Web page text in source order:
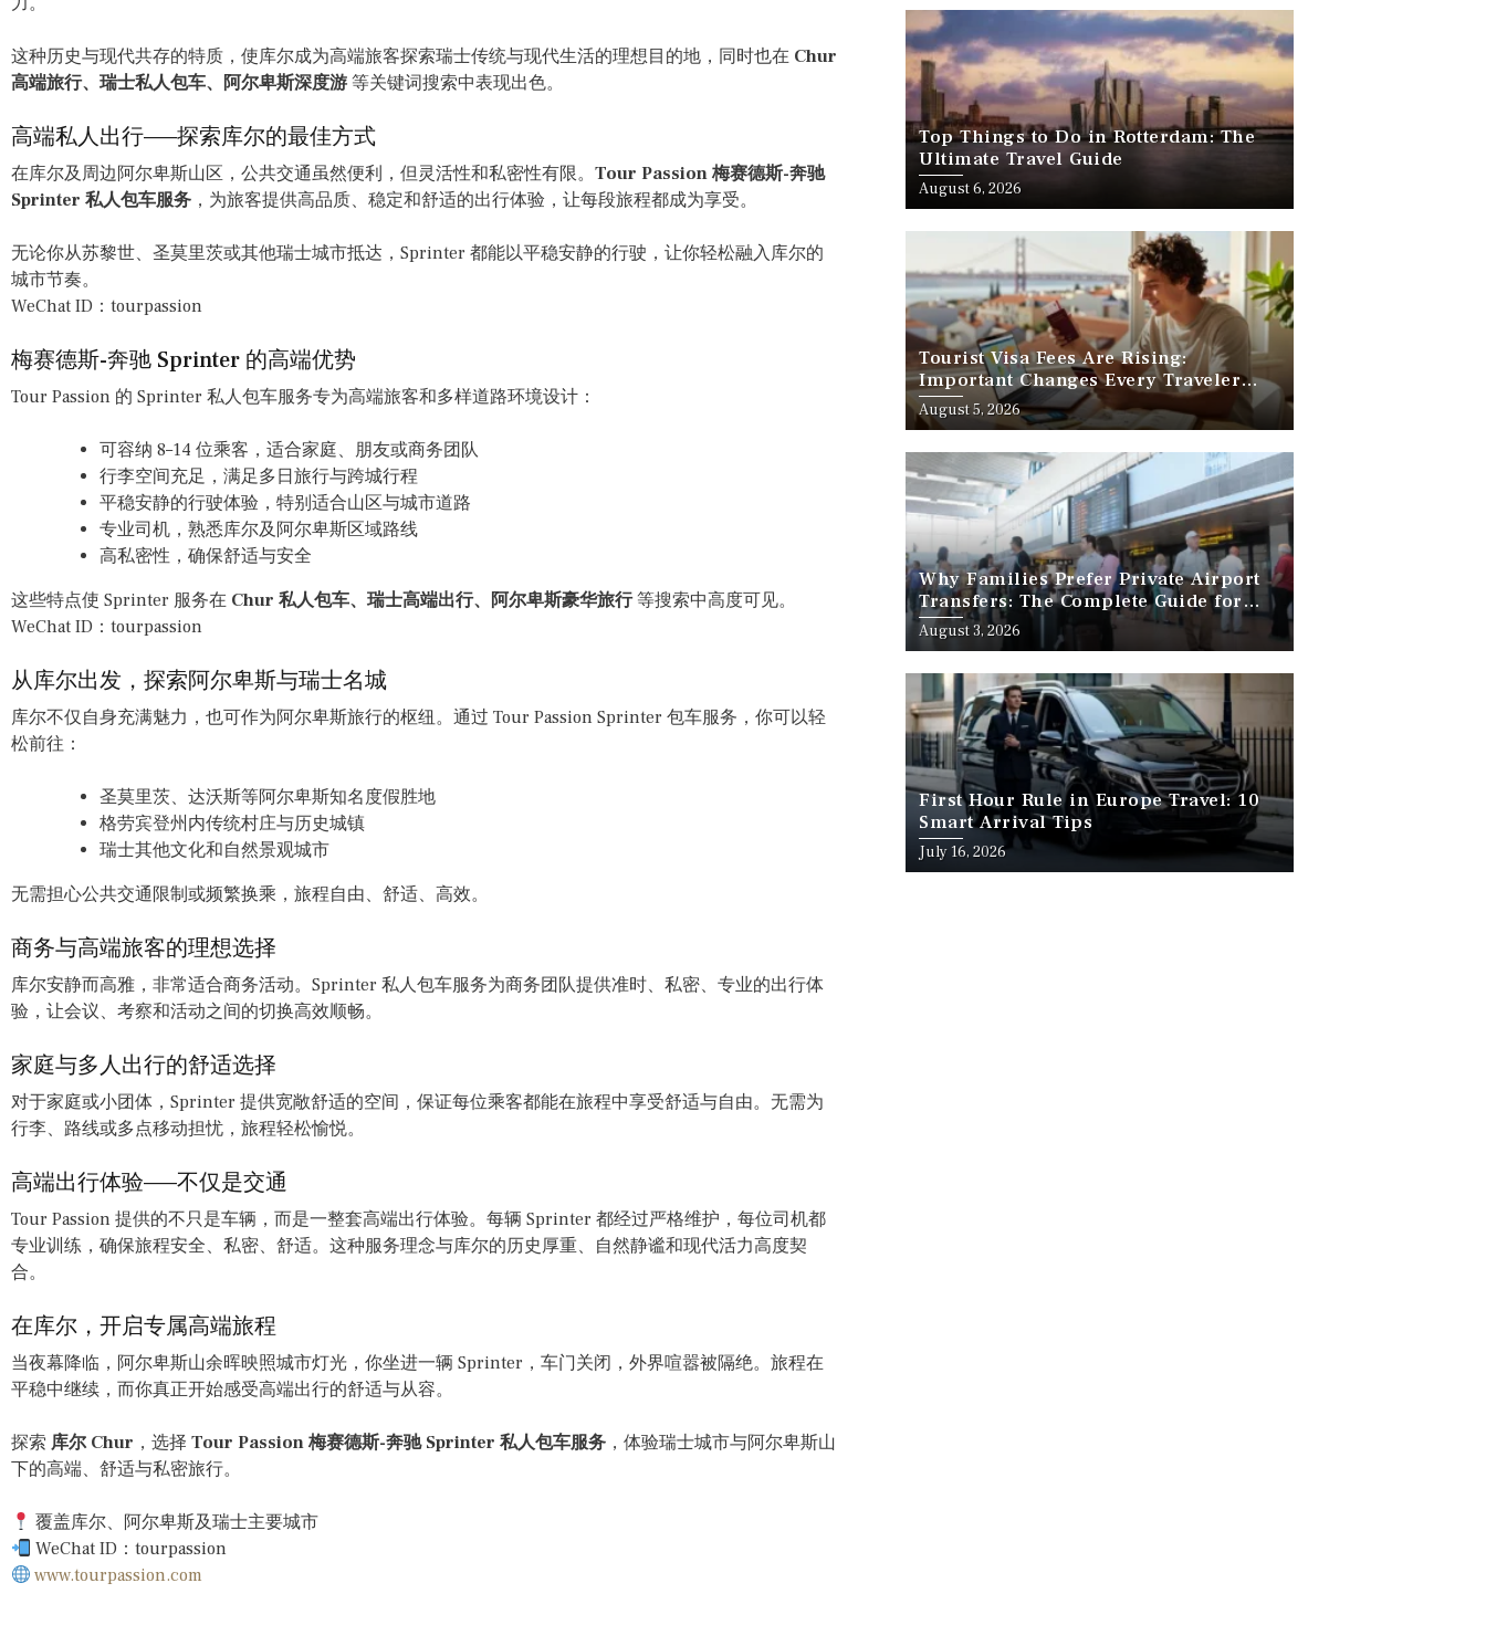
这种历史与现代共存的特质，使库尔成为高端旅客探索瑞士传统与现代生活的理想目的地，同时也在 Chur
高端旅行、瑞士私人包车、阿尔卑斯深度游 等关键词搜索中表现出色。
高端私人出行——探索库尔的最佳方式
在库尔及周边阿尔卑斯山区，公共交通虽然便利，但灵活性和私密性有限。 Tour Passion 梅赛德斯-奔驰
Sprinter 私人包车服务 ，为旅客提供高品质、稳定和舒适的出行体验，让每段旅程都成为享受。
无论你从苏黎世、圣莫里茨或其他瑞士城市抵达，Sprinter 都能以平稳安静的行驶，让你轻松融入库尔的
城市节奏。
WeChat ID：tourpassion
梅赛德斯-奔驰 Sprinter 的高端优势
Tour Passion 的 Sprinter 私人包车服务专为高端旅客和多样道路环境设计：
可容纳 8–14 位乘客，适合家庭、朋友或商务团队
行李空间充足，满足多日旅行与跨城行程
平稳安静的行驶体验，特别适合山区与城市道路
专业司机，熟悉库尔及阿尔卑斯区域路线
高私密性，确保舒适与安全
这些特点使 Sprinter 服务在 Chur 私人包车、瑞士高端出行、阿尔卑斯豪华旅行等搜索中高度可见。
WeChat ID：tourpassion
从库尔出发，探索阿尔卑斯与瑞士名城
库尔不仅自身充满魅力，也可作为阿尔卑斯旅行的枢纽。通过 Tour Passion Sprinter 包车服务，你可以轻
松前往：
圣莫里茨、达沃斯等阿尔卑斯知名度假胜地
格劳宾登州内传统村庄与历史城镇
瑞士其他文化和自然景观城市
无需担心公共交通限制或频繁换乘，旅程自由、舒适、高效。
商务与高端旅客的理想选择
库尔安静而高雅，非常适合商务活动。Sprinter 私人包车服务为商务团队提供准时、私密、专业的出行体
验，让会议、考察和活动之间的切换高效顺畅。
家庭与多人出行的舒适选择
对于家庭或小团体，Sprinter 提供宽敞舒适的空间，保证每位乘客都能在旅程中享受舒适与自由。无需为
行李、路线或多点移动担忧，旅程轻松愉悦。
高端出行体验——不仅是交通
Tour Passion 提供的不只是车辆，而是一整套高端出行体验。每辆 Sprinter 都经过严格维护，每位司机都
专业训练，确保旅程安全、私密、舒适。这种服务理念与库尔的历史厚重、自然静谧和现代活力高度契
合。
在库尔，开启专属高端旅程
当夜幕降临，阿尔卑斯山余晖映照城市灯光，你坐进一辆 Sprinter，车门关闭，外界喧嚣被隔绝。旅程在
平稳中继续，而你真正开始感受高端出行的舒适与从容。
探索 库尔 Chur ，选择 Tour Passion 梅赛德斯-奔驰 Sprinter 私人包车服务 ，体验瑞士城市与阿尔卑斯山
下的高端、舒适与私密旅行。
覆盖库尔、阿尔卑斯及瑞士主要城市
WeChat ID：tourpassion
www.tourpassion.com
Top Things to Do in Rotterdam: The
Ultimate Travel Guide
August 6, 2026
Tourist Visa Fees Are Rising:
Important Changes Every Traveler
Should Know
August 5, 2026
Why Families Prefer Private Airport
Transfers: The Complete Guide for
Stress-Free Family Travel
August 3, 2026
First Hour Rule in Europe Travel: 10
Smart Arrival Tips
July 16, 2026